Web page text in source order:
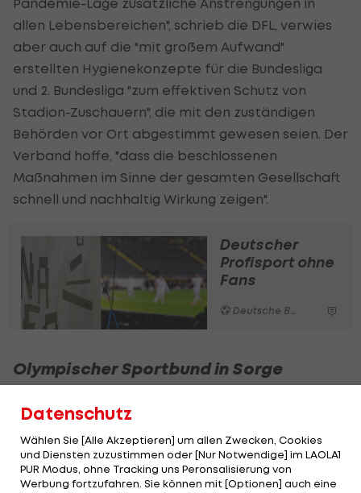
allen Lebensbereichen", schrieb die DFL, verwies
aber auch auf die "mit großem Aufwand"
erstellten Hygienekonzepte für die Bundesliga
und 2. Bundesliga "zum effektiven Schutz von
Stadion-Zuschauern", die mit den zuständigen
Behörden vor Ort abgestimmt gewesen seien. Der
Verband hoffe, "dass die beschlossenen
Maßnahmen im Sinne der gesamten Gesellschaft
schnell und nachhaltig Wirkung zeigen".
Deutscher
Profisport ohne
Fans
Deutsche Bundesliga
Olympischer Sportbund in Sorge
Der Deutsche Olympische Sportbund hat mit
Beschränkungen und das temporäre Verbot im
Freizeit- und Amateurbereich reagiert. "Der DOSB
Datenschutz
Wählen Sie [Alle Akzeptieren] um allen Zwecken, Cookies
und Diensten zuzustimmen oder [Nur Notwendige] im LAOLA1
PUR Modus, ohne Tracking uns Peronsalisierung von
Werbung fortzufahren. Sie können mit [Optionen] auch eine